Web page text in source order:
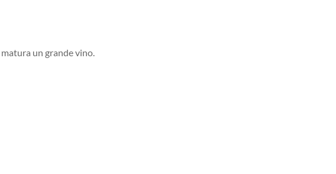
matura un grandevino.